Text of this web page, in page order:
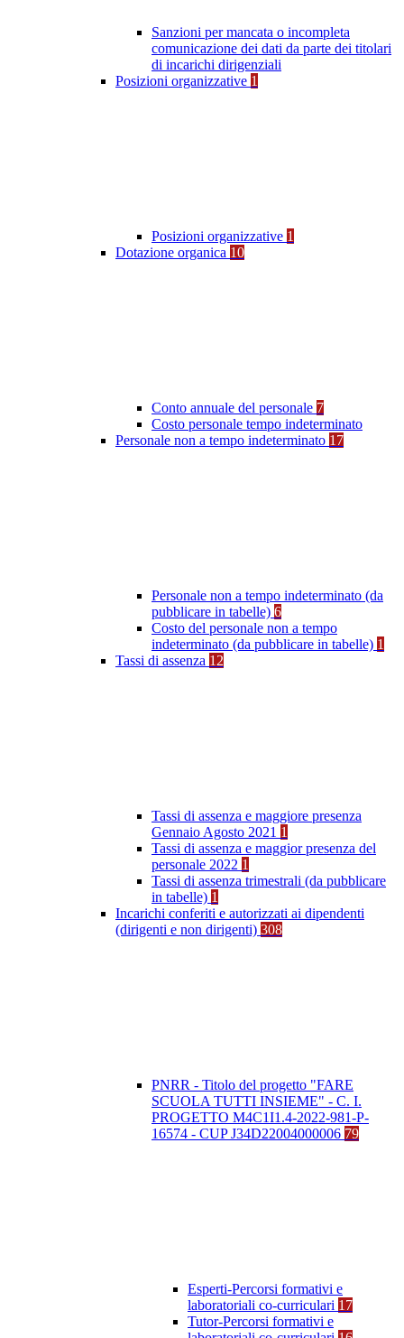
Sanzioni per mancata o incompleta
comunicazione dei dati da parte dei titolari
di incarichi dirigenziali
Posizioni organizzative 1
Posizioni organizzative 1
Dotazione organica 10
Conto annuale del personale 7
Costo personale tempo indeterminato
Personale non a tempo indeterminato 17
Personale non a tempo indeterminato (da
pubblicare in tabelle) 6
Costo del personale non a tempo
indeterminato (da pubblicare in tabelle) 1
Tassi di assenza 12
Tassi di assenza e maggiore presenza
Gennaio Agosto 2021 1
Tassi di assenza e maggior presenza del
personale 2022 1
Tassi di assenza trimestrali (da pubblicare
in tabelle) 1
Incarichi conferiti e autorizzati ai dipendenti
(dirigenti e non dirigenti) 308
PNRR - Titolo del progetto "FARE
SCUOLA TUTTI INSIEME" - C. I.
PROGETTO M4C1I1.4-2022-981-P-
16574 - CUP J34D22004000006 79
Esperti-Percorsi formativi e
laboratoriali co-curriculari 17
Tutor-Percorsi formativi e